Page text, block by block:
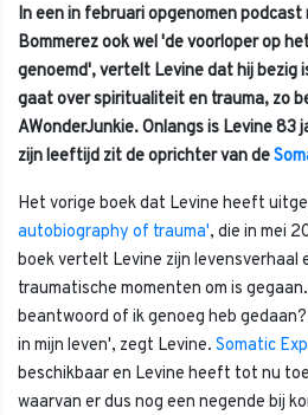
In een in februari opgenomen podcast
Bommerez ook wel 'de voorloper op
genoemd', vertelt Levine dat hij bezig
gaat over spiritualiteit en trauma, zo
AWonderJunkie. Onlangs is Levine 83
zijn leeftijd zit de oprichter van de
Het vorige boek dat Levine heeft
autobiography of trauma', die in mei
boek vertelt Levine zijn levensverhaal
traumatische momenten om is
beantwoord of ik genoeg heb
in mijn leven', zegt Levine. Somatic
beschikbaar en Levine heeft tot nu
waarvan er dus nog een negende bij